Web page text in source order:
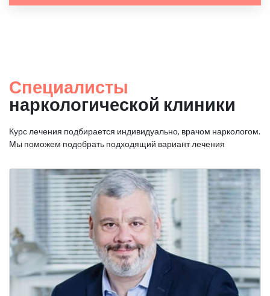
Специалисты
наркологической клиники
Курс лечения подбирается индивидуально, врачом наркологом.
Мы поможем подобрать подходящий вариант лечения